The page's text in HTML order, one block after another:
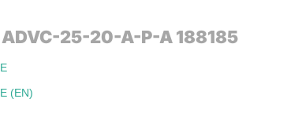
ADVC-25-20-A-P-A 188185
(EN)